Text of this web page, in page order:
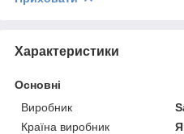
Характеристики
Основні
Виробник
Країна виробник